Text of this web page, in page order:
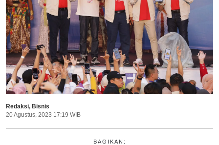
Ikuti Kami di:
Redaksi, Bisnis
20 Agustus, 2023 17:19 WIB
BAGIKAN: